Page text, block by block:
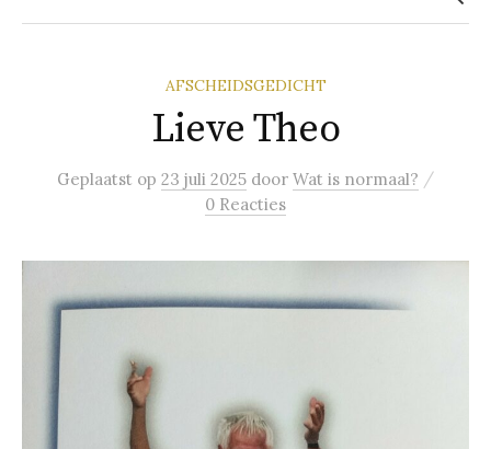
AFSCHEIDSGEDICHT
Lieve Theo
Geplaatst op 23 juli 2025 door Wat is normaal? /
0 Reacties